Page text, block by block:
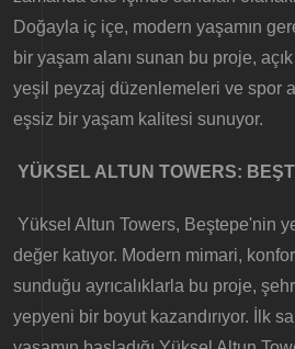
Doğayla iç içe, modern yaşamın
bir yaşam alanı sunan bu proje,
yeşil peyzaj düzenlemeleri ve spor
eşsiz bir yaşam kalitesi sunuyor.
YÜKSEL ALTUN TOWERS:
Yüksel Altun Towers, Beştepe'nin
değer katıyor. Modern mimari,
sunduğu ayrıcalıklarla bu proje,
yepyeni bir boyut kazandırıyor. İlk